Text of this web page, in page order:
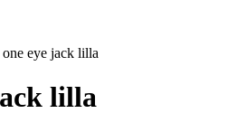
eye jack lilla
lilla